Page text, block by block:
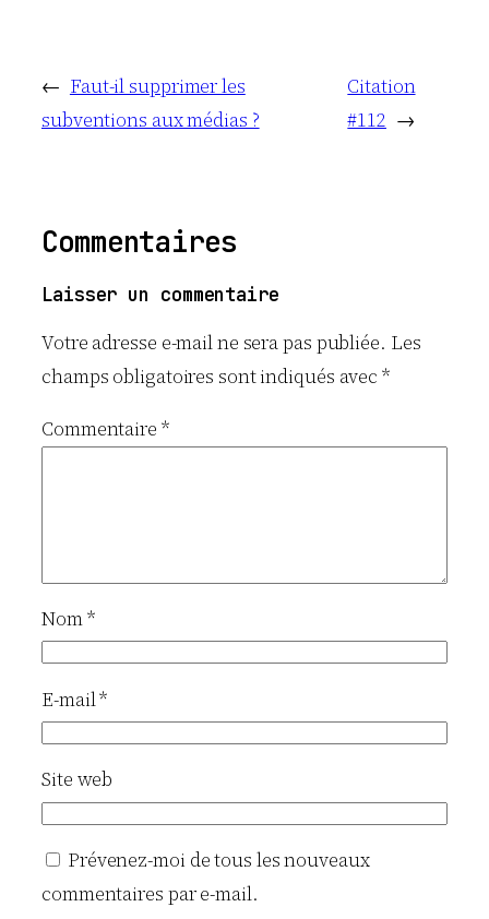
← Faut-il supprimer les
subventions aux médias ?
Citation
#112 →
Commentaires
Laisser un commentaire
Votre adresse e-mail ne sera pas publiée. Les
champs obligatoires sont indiqués avec*
Commentaire *
Nom*
E-mail*
Site web
Prévenez-moi de tous les nouveaux
commentaires par e-mail.